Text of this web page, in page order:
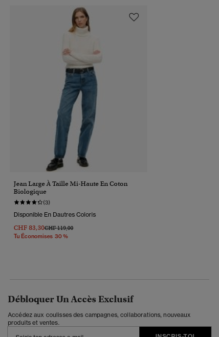
Jean Large À Taille Mi-Haute En Coton
Biologique
(3)
Disponible En Dautres Coloris
CHF 83,30Prix Réduit De
CHF 119,00À
Tu Économises 30 %
Débloquer Un Accès Exclusif
Accédez aux coulisses des campagnes, collaborations, nouveaux
produits et ventes.